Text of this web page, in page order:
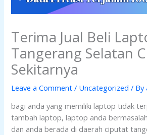
Terima Jual Beli
Tangerang Selatan
Sekitarnya
Leave a Comment / Uncategorized / By
bagi anda yang memiliki laptop tidak
tambah laptop, laptop anda
dan anda berada di daerah ciputat